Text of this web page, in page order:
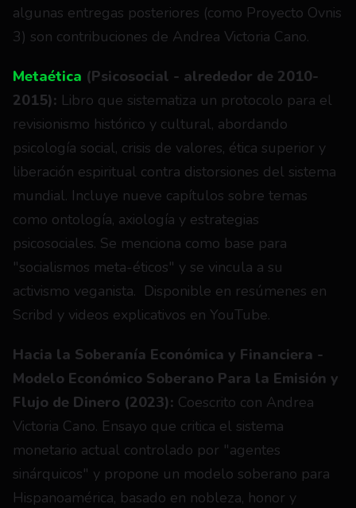
algunas entregas posteriores (como Proyecto Ovnis
3) son contribuciones de Andrea Victoria Cano.
Metaética (Psicosocial - alrededor de 2010-
2015): Libro que sistematiza un protocolo para el
revisionismo histórico y cultural, abordando
psicología social, crisis de valores, ética superior y
liberación espiritual contra distorsiones del sistema
mundial. Incluye nueve capítulos sobre temas
como ontología, axiología y estrategias
psicosociales. Se menciona como base para
"socialismos meta-éticos" y se vincula a su
activismo veganista. Disponible en resúmenes en
Scribd y videos explicativos en YouTube.
Hacia la Soberanía Económica y Financiera -
Modelo Económico Soberano Para la Emisión y
Flujo de Dinero (2023): Coescrito con Andrea
Victoria Cano. Ensayo que critica el sistema
monetario actual controlado por "agentes
sinárquicos" y propone un modelo soberano para
Hispanoamérica, basado en nobleza, honor y